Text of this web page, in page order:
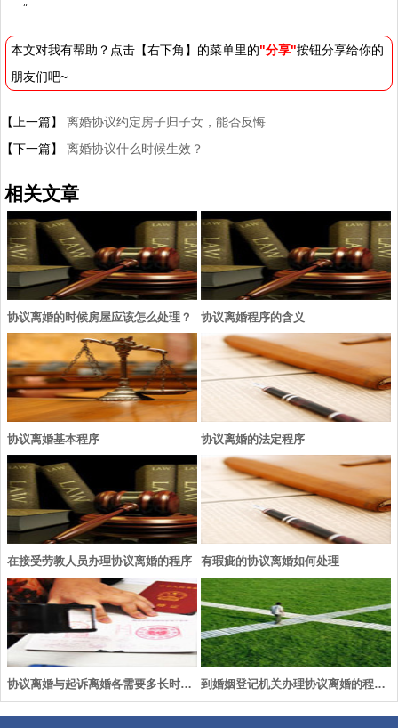
”
本文对我有帮助？点击【右下角】的菜单里的"分享"按钮分享给你的
朋友们吧~
【上一篇】
离婚协议约定房子归子女，能否反悔
【下一篇】
离婚协议什么时候生效？
相关文章
协议离婚的时候房屋应该怎么处理？ 协议离婚程序的含义
协议离婚基本程序 协议离婚的法定程序
在接受劳教人员办理协议离婚的程序 有瑕疵的协议离婚如何处理
协议离婚与起诉离婚各需要多长时间？ 到婚姻登记机关办理协议离婚的程序是怎样的？